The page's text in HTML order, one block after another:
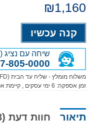
המחיר
המקורי
היה:
₪1,239.
₪1,160
קנה עכשיו
שיחה עם נציג
805-0000
משלוח מומלץ - שליח עד הבית (HFD):
זמן אספקה: 6 ימי עסקים , קיימת
תיאור חוות דעת (3)